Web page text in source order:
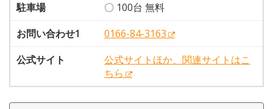
駐車場
〇 100台 無料
お問い合わせ1
0166-84-3163
公式サイト
公式サイトほか、関連サイトはこ
ちら